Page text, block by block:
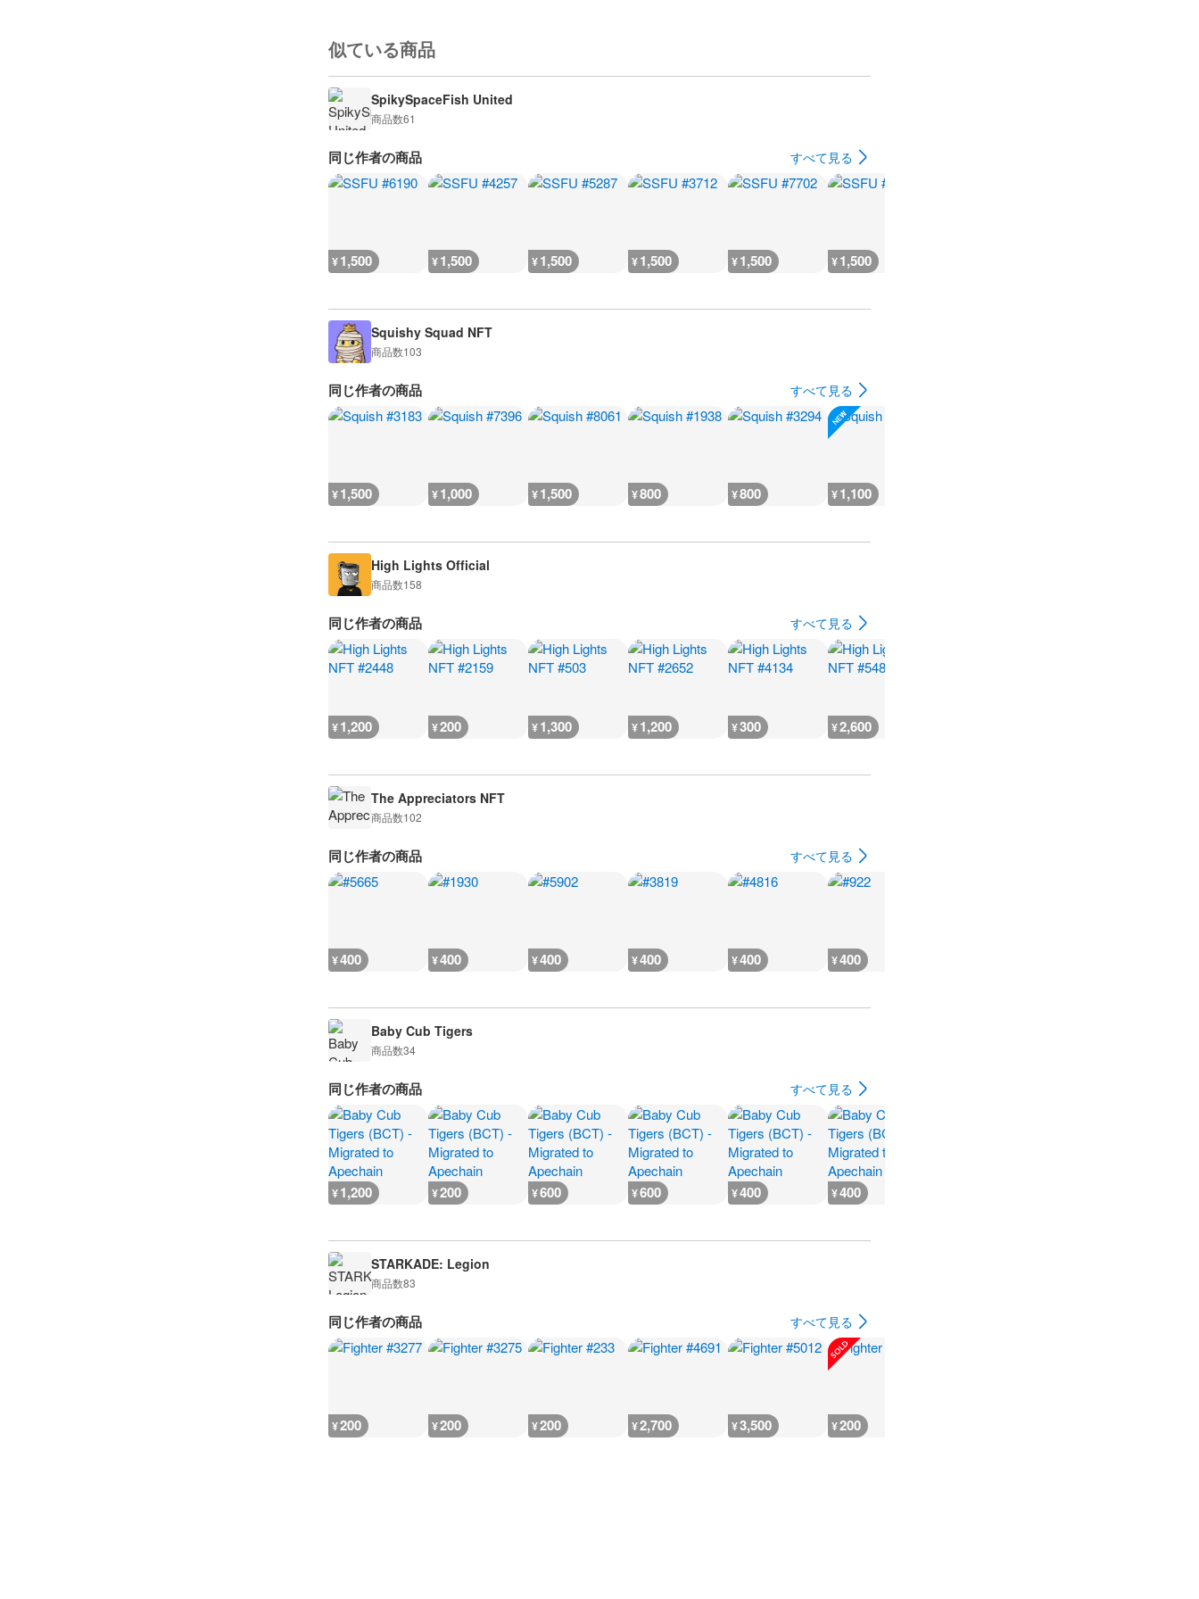
似ている商品
SpikySpaceFish United
商品数61
同じ作者の商品 すべて見る
¥1,500 ¥1,500 ¥1,500 ¥1,500 ¥1,500 ¥1,500
Squishy Squad NFT
商品数103
同じ作者の商品 すべて見る
¥1,500 ¥1,000 ¥1,500 ¥800 ¥800 ¥1,100
High Lights Official
商品数158
同じ作者の商品 すべて見る
¥1,200 ¥200 ¥1,300 ¥1,200 ¥300 ¥2,600
The Appreciators NFT
商品数102
同じ作者の商品 すべて見る
¥400 ¥400 ¥400 ¥400 ¥400 ¥400
Baby Cub Tigers
商品数34
同じ作者の商品 すべて見る
¥1,200 ¥200 ¥600 ¥600 ¥400 ¥400
STARKADE: Legion
商品数83
同じ作者の商品 すべて見る
¥200 ¥200 ¥200 ¥2,700 ¥3,500 ¥200